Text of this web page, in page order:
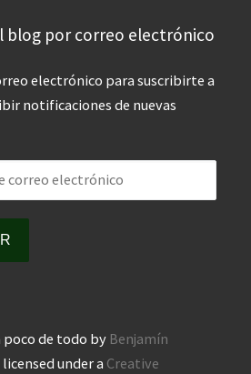
blog por correo electrónico
electrónico para suscribirte a
notificaciones de nuevas
correo electrónico
poco de todo by Benjamín
licensed under a Creative